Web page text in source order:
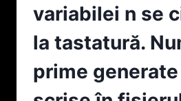
ÎN
FIECARE
FIŞIER
NUMELE
MEMORATE
ÎN
variabilei n se
la tastatură.
prime